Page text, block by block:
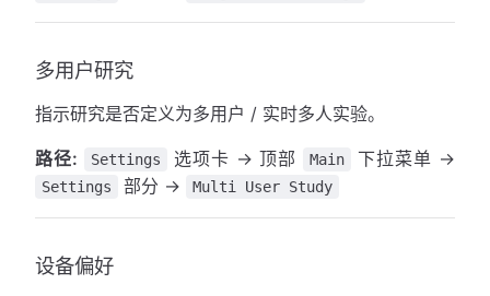
多用户研究
指示研究是否定义为多用户 / 实时多人实验。
路径: Settings 选项卡 → 顶部 Main 下拉菜单 →
Settings 部分 → Multi User Study
设备偏好